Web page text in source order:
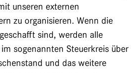
unseren externen
zu organisieren. Wenn die
sind, werden alle
sogenannten Steuerkreis über
und das weitere